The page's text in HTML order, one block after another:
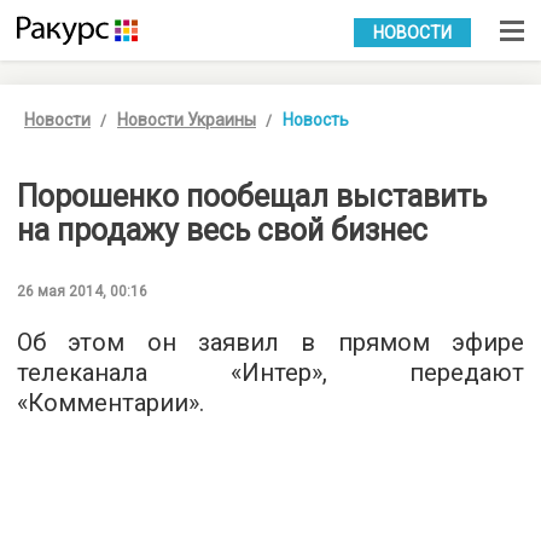
УКР РУС
НОВОСТИ
Новости Новости Украины Новость
Порошенко пообещал выставить
на продажу весь свой бизнес
26 мая 2014, 00:16
Об этом он заявил в прямом эфире
телеканала «Интер», передают
«Комментарии».